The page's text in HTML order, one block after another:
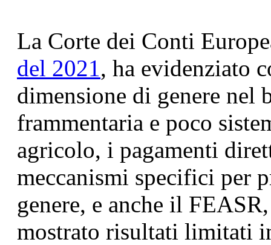
La Corte dei Conti
del 2021, ha evidenziato
dimensione di genere nel
frammentaria e poco
agricolo, i pagamenti
meccanismi specifici per
genere, e anche il
mostrato risultati limitati